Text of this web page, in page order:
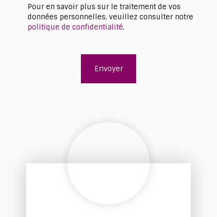
Pour en savoir plus sur le traitement de vos
données personnelles, veuillez consulter notre
politique de confidentialité.
Envoyer